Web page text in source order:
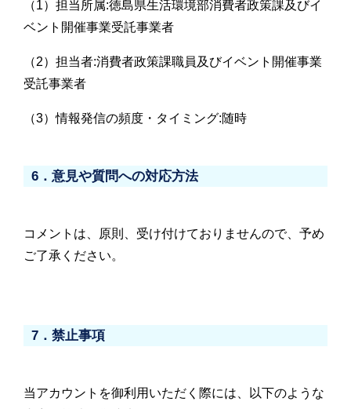
（1）担当所属:徳島県生活環境部消費者政策課及びイ
ベント開催事業受託事業者
（2）担当者:消費者政策課職員及びイベント開催事業
受託事業者
（3）情報発信の頻度・タイミング:随時
6．意見や質問への対応方法
コメントは、原則、受け付けておりませんので、予め
ご了承ください。
7．禁止事項
当アカウントを御利用いただく際には、以下のような